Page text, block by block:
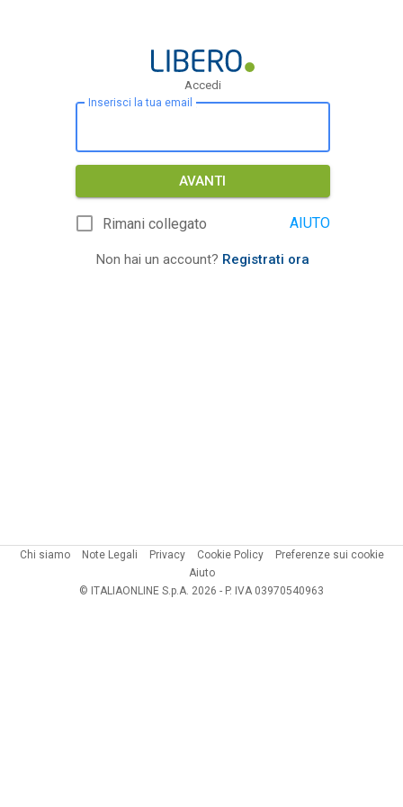
Accedi
Inserisci la tua email
AVANTI
Rimani collegato AIUTO
Non hai un account? Registrati ora
Chi siamo Note Legali Privacy Cookie Policy
Preferenze sui cookie
Aiuto
© ITALIAONLINE S.p.A. 2026 - P. IVA 03970540963